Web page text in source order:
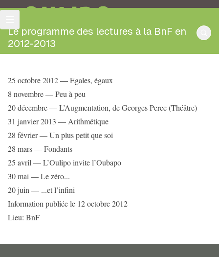
OULIPO
Le programme des lectures à la BnF en
2012-2013
25 octobre 2012 — Egales, égaux
8 novembre — Peu à peu
20 décembre — L’Augmentation, de Georges Perec (Théâtre)
31 janvier 2013 — Arithmétique
28 février — Un plus petit que soi
28 mars — Fondants
25 avril — L’Oulipo invite l’Oubapo
30 mai — Le zéro...
20 juin — ...et l’infini
Information publiée le 12 octobre 2012
Lieu: BnF